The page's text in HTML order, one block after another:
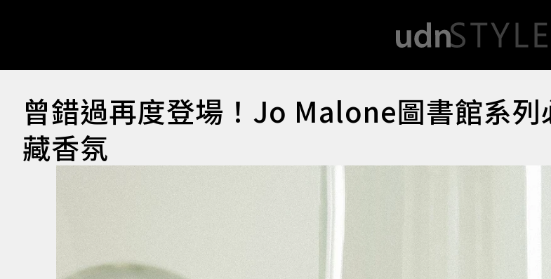
曾錯過再度登場！Jo Malone圖書館系列
藏香氛